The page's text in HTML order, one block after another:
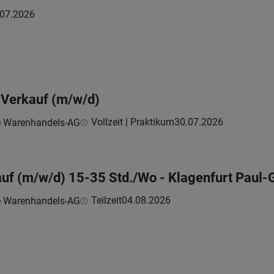
(m/w/d)
AG Vollzeit | Praktikum30.07.2026
(m/w/d) 15-35 Std./Wo - Klagenfurt Paul-
AG Teilzeit04.08.2026